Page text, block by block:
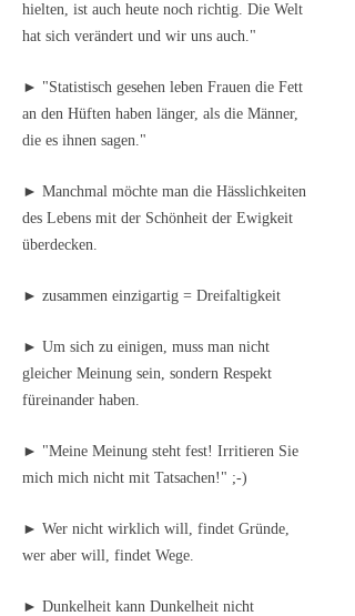
hielten, ist auch heute noch richtig. Die Welt
hat sich verändert und wir uns auch."
► "Statistisch gesehen leben Frauen die Fett
an den Hüften haben länger, als die Männer,
die es ihnen sagen."
► Manchmal möchte man die Hässlichkeiten
des Lebens mit der Schönheit der Ewigkeit
überdecken.
► zusammen einzigartig = Dreifaltigkeit
► Um sich zu einigen, muss man nicht
gleicher Meinung sein, sondern Respekt
füreinander haben.
► "Meine Meinung steht fest! Irritieren Sie
mich mich nicht mit Tatsachen!" ;-)
► Wer nicht wirklich will, findet Gründe,
wer aber will, findet Wege.
► Dunkelheit kann Dunkelheit nicht